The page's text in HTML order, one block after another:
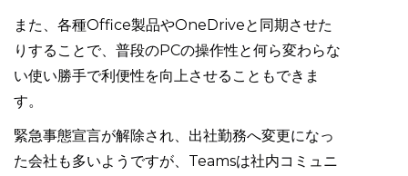
また、各種Office製品やOneDriveと同期させた
りすることで、普段のPCの操作性と何ら変わらな
い使い勝手で利便性を向上させることもできま
す。
緊急事態宣言が解除され、出社勤務へ変更になっ
た会社も多いようですが、Teamsは社内コミュニ